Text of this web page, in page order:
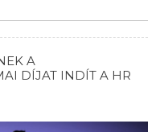
A
DÍJAT INDÍT A HR